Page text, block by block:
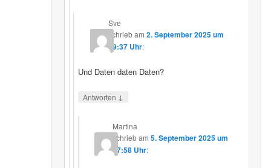
Sve
schriebam 2. September 2025 um
19:37 Uhr:
Und Daten daten Daten?
Antworten ↓
Martina
schriebam5. September 2025 um
17:58 Uhr: